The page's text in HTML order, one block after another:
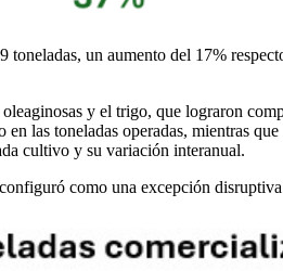
un aumento del 17%
y el trigo, que lograron
las toneladas operadas, mientras
cultivo y su variación interanual.
como una excepción